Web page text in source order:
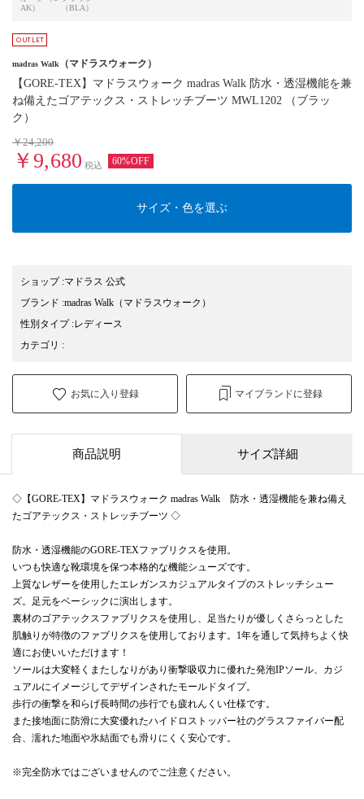
AK）
（BLA）
madras Walk （マドラスウォーク）
【GORE-TEX】マドラスウォーク madras Walk 防水・透湿機能を兼
ね備えたゴアテックス・ストレッチブーツ MWL1202 （ブラッ
ク）
￥24,200
￥9,680 税込 60%OFF
サイズ・色を選ぶ
ショップ:マドラス 公式
ブランド :madras Walk （マドラスウォーク）
性別タイプ:レディース
カテゴリ :
お気に入り登録 マイブランドに登録
商品説明 サイズ詳細
◇【GORE-TEX】マドラスウォーク madras Walk 防水・透湿機能を兼ね備え
たゴアテックス・ストレッチブーツ ◇
防水・透湿機能のGORE-TEXファブリクスを使用。
いつも快適な靴環境を保つ本格的な機能シューズです。
上質なレザーを使用したエレガンスカジュアルタイプのストレッチシュー
ズ。足元をベーシックに演出します。
裏材のゴアテックスファブリクスを使用し、足当たりが優しくさらっとした
肌触りが特徴のファブリクスを使用しております。1年を通して気持ちよく快
適にお使いいただけます！
ソールは大変軽くまたしなりがあり衝撃吸収力に優れた発泡IPソール、カジ
ュアルにイメージしてデザインされたモールドタイプ。
歩行の衝撃を和らげ長時間の歩行でも疲れんくい仕様です。
また接地面に防滑に大変優れたハイドロストッパー社のグラスファイバー配
合、濡れた地面や氷結面でも滑りにくく安心です。
※完全防水ではございませんのでご注意ください。